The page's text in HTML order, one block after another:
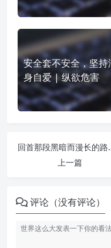
安全套不安全，坚持
身自爱 | 纵欲危害
回首那段黑暗而漫长
上一篇
评论（没有评论）